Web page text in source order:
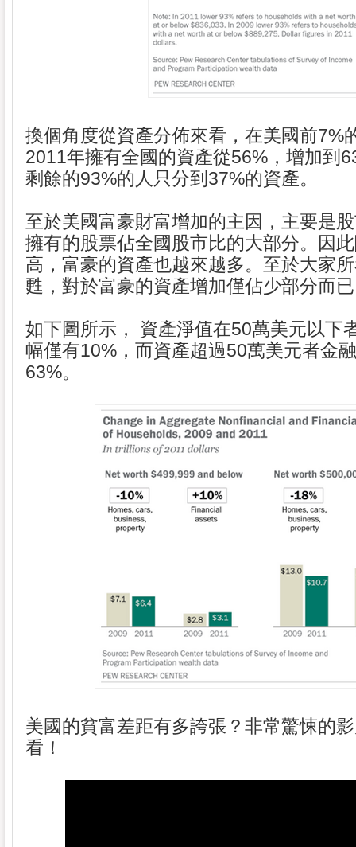
換個角度從資產分佈來看，在美國前7%
2011年擁有全國的資產從56%，增加到
剩餘的93%的人只分到37%的資產。
至於美國富豪財富增加的主因，主要是
擁有的股票佔全國股市比的大部分。因
高，富豪的資產也越來越多。至於大家
甦，對於富豪的資產增加僅佔少部分而
如下圖所示， 資產淨值在50萬美元以下
幅僅有10%，而資產超過50萬美元者金
63%。
美國的貧富差距有多誇張？非常驚悚的
看！